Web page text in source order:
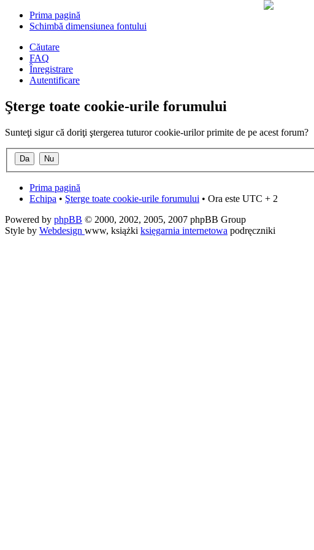
Prima pagină
Schimbă dimensiunea fontului
Căutare
FAQ
Înregistrare
Autentificare
Şterge toate cookie-urile forumului
Sunteţi sigur că doriţi ştergerea tuturor cookie-urilor primite de pe acest forum?
Prima pagină
Echipa • Şterge toate cookie-urile forumului • Ora este UTC + 2
Powered by phpBB © 2000, 2002, 2005, 2007 phpBB Group
Style by Webdesign www, książki księgarnia internetowa podręczniki